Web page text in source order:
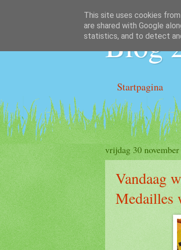
Blog
Startpagina
vrijdag 30
Vandaag
Medailles
This site uses cookies
are shared with Google
statistics, and to detect